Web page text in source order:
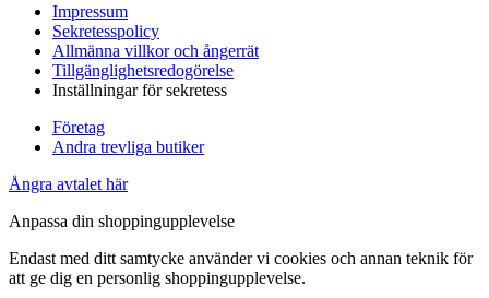
Impressum
Sekretesspolicy
Allmänna villkor och ångerrät
Tillgänglighetsredogörelse
Inställningar för sekretess
Företag
Andra trevliga butiker
Ångra avtalet här
Anpassa din shoppingupplevelse
Endast med ditt samtycke använder vi cookies och annan teknik för
att ge dig en personlig shoppingupplevelse.